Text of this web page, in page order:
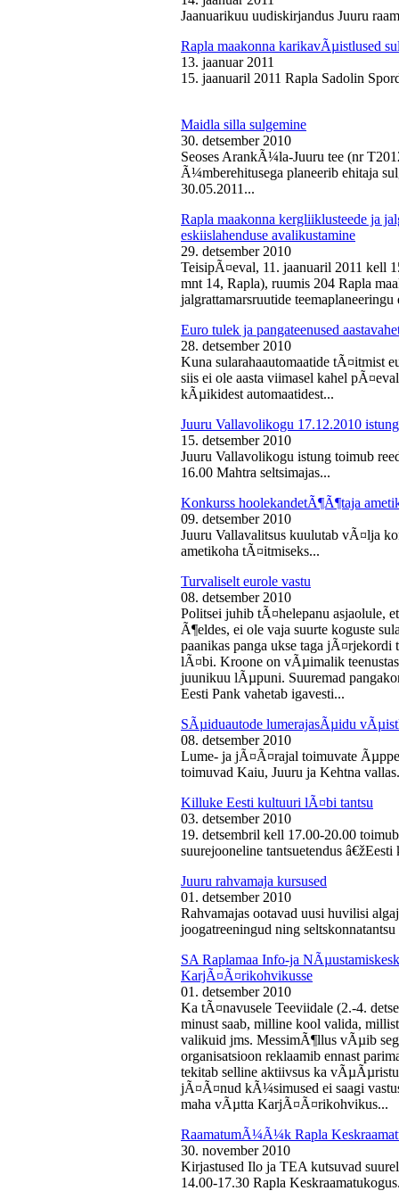
Jaanuarikuu uudiskirjandus Juuru
Rapla maakonna karikavÃµistlused
13. jaanuar 2011
15. jaanuaril 2011 Rapla Sadolin
Maidla silla sulgemine
30. detsember 2010
Seoses ArankÃ¼la-Juuru tee (nr
Ã¼mberehitusega planeerib ehitaja
30.05.2011...
Rapla maakonna kergliiklusteede ja
eskiislahenduse avalikustamine
29. detsember 2010
TeisipÃ¤eval, 11. jaanuaril 2011 kell
mnt 14, Rapla), ruumis 204 Rapla
jalgrattamarsruutide
Euro tulek ja pangateenused
28. detsember 2010
Kuna sularahaautomaatide tÃ¤itmist
siis ei ole aasta viimasel kahel
kÃµikidest automaatidest...
Juuru Vallavolikogu 17.12.2010 istung
15. detsember 2010
Juuru Vallavolikogu istung toimub
16.00 Mahtra seltsimajas...
Konkurss hoolekandetÃ¶Ã¶taja
09. detsember 2010
Juuru Vallavalitsus kuulutab vÃ¤lja
ametikoha tÃ¤itmiseks...
Turvaliselt eurole vastu
08. detsember 2010
Politsei juhib tÃ¤helepanu asjaolule,
Ã¶eldes, ei ole vaja suurte koguste
paanikas panga ukse taga
lÃ¤bi. Kroone on vÃµimalik
juunikuu lÃµpuni. Suuremad
Eesti Pank vahetab igavesti...
SÃµiduautode lumerajasÃµidu
08. detsember 2010
Lume- ja jÃ¤Ã¤rajal toimuvate
toimuvad Kaiu, Juuru ja Kehtna
Killuke Eesti kultuuri lÃ¤bi tantsu
03. detsember 2010
19. detsembril kell 17.00-20.00
suurejooneline tantsuetendus
Juuru rahvamaja kursused
01. detsember 2010
Rahvamajas ootavad uusi huvilisi
joogatreeningud ning seltskonnatantsu
SA Raplamaa Info-ja
KarjÃ¤Ã¤rikohvikusse
01. detsember 2010
Ka tÃ¤navusele Teeviidale (2.-4.
minust saab, milline kool valida,
valikuid jms. MessimÃ¶llus vÃµib
organisatsioon reklaamib ennast
tekitab selline aktiivsus ka
jÃ¤Ã¤nud kÃ¼simused ei saagi
maha vÃµtta KarjÃ¤Ã¤rikohvikus...
RaamatumÃ¼Ã¼k Rapla
30. november 2010
Kirjastused Ilo ja TEA kutsuvad
14.00-17.30 Rapla